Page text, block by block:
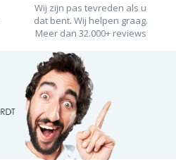
Wij zijn pas tevreden als u
dat bent. Wij helpen graag.
Meer dan 32.000+ reviews